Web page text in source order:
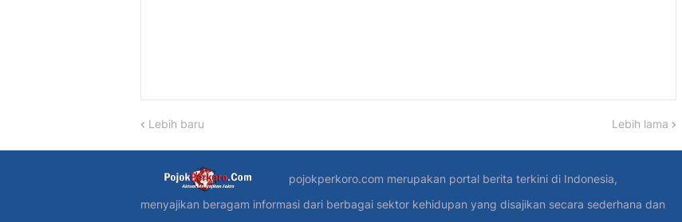
Lebih baru Lebih lama
pojokperkoro.com merupakan portal berita terkini di Indonesia,
menyajikan beragam informasi dari berbagai sektor kehidupan yang disajikan secara sederhana dan